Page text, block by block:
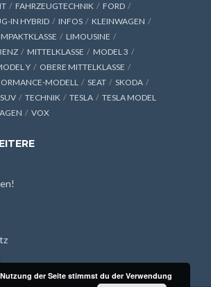
FAHRZEUGTECHNIK
FORD
IN HYBRID
INFOS
KLEINWAGEN
LIMOUSINE
MITTELKLASSE
MODEL 3
Y
OBERE MITTELKLASSE
MODELL SEAT
SKODA
SUV TECHNIK TESLA
TESLA MODEL
VOX
der Seite stimmst du der Verwendung